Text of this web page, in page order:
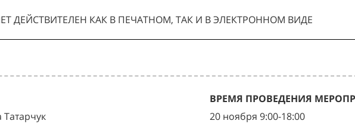
ДЕЙСТВИТЕЛЕН КАК В ПЕЧАТНОМ, ТАК И В ЭЛЕКТРОННОМ ВИДЕ
ВРЕМЯ ПРОВЕДЕНИЯ
20 ноября 9:00-18:00